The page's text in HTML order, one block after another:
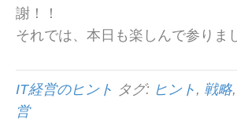
謝！！
それでは、本日も楽しんで参りま
IT経営のヒント タグ: ヒント , 戦略,
営